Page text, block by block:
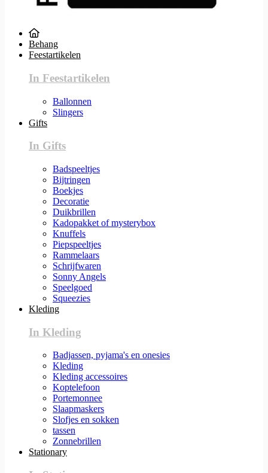
Behang
Feestartikelen
In Feestartikelen
Ballonnen
Slingers
Gifts
In Gifts
Badspeeltjes
Bijtringen
Boekjes
Decoratie
Duikbrillen
Kadopakket of mysterybox
Knuffels
Piepspeeltjes
Rammelaars
Schrijfwaren
Sonny Angels
Speelgoed
Squeezies
Kleding
In Kleding
Badjassen, pyjama's en onesies
Kleding
Kleding accessoires
Koptelefoon
Portemonnee
Slaapmaskers
Slofjes en sokken
tassen
Zonnebrillen
Stationary